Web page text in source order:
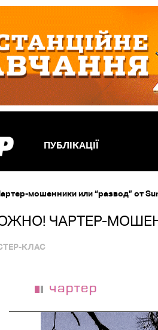
ПУБЛІКАЦІЇ
мошенники или “развод” от
ЧАРТЕР-
КЛАС